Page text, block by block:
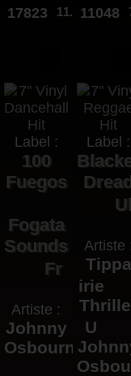
17823 11.95€
Label :
100
Fuegos
Fogata
Sounds
Fr
Artiste :
Johnny
Osbourne
11048
Label :
Artiste :
Tippa
irie
U